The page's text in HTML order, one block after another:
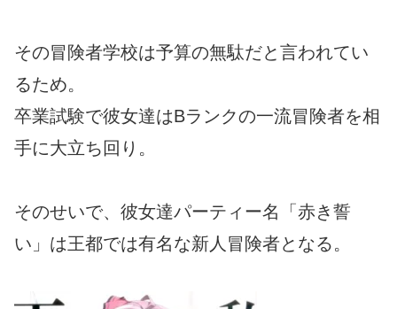
その冒険者学校は予算の無駄だと言われてい
るため。
卒業試験で彼女達はBランクの一流冒険者を相
手に大立ち回り。
そのせいで、彼女達パーティー名「赤き誓
い」は王都では有名な新人冒険者となる。